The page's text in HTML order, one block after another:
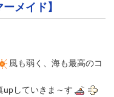
メイド】
風も弱く、海も最高のコ
upしていきま～す